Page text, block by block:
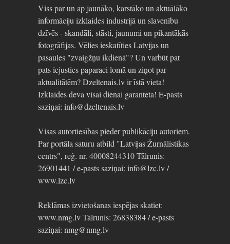
Viss par un ap jaunāko, karstāko un aktuālāko
informāciju izklaides industrijā un slavenību
dzīvēs - skandāli, stāsti, jaunumi un pikantākās
fotogrāfijas. Vēlies ieskatīties Latvijas un
pasaules "zvaigžņu ikdienā"? Un varbūt pat
pats iejusties paparaci lomā un ziņot par
aktualitātēm? Dzeltenais.lv ir īstā vieta!
Izklaides deva visai dienai garantēta! E-pasts
saziņai: info@dzeltenais.lv
Visas autortiesības pieder publikāciju autoriem.
Par portāla saturu atbild "Latvijas Žurnālistikas
centrs", reģ. nr. 40008244310 Tālrunis:
26901441 / e-pasts saziņai: info@lzc.lv /
www.lzc.lv
Reklāmas izvietošanas iespējas skatiet:
www.nmg.lv Tālrunis: 26838384 / e-pasts
saziņai: nmg@nmg.lv